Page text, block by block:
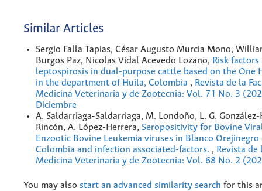
Similar Articles
Sergio Falla Tapias, César Augusto Murcia Mono,
Burgos Paz, Nicolas Vidal Acevedo Lozano, Risk
leptospirosis in dual-purpose cattle based on the One
in the department of Huila, Colombia , Revista de la
Medicina Veterinaria y de Zootecnia: Vol. 71 No. 3
Diciembre
A. Saldarriaga-Saldarriaga, M. Londoño, L. G. González-
Rincón, A. López-Herrera, Seropositivity for Bovine
Enzootic Bovine Leukemia viruses in Blanco
Colombia and infection associated-factors. , Revista de
Medicina Veterinaria y de Zootecnia: Vol. 68 No. 2
You may also start an advanced similarity search for this